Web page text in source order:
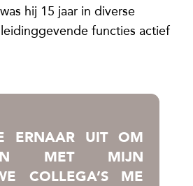
hij 15 jaar in diverse
functies actief
ERNAAR UIT OM
MET MIJN
COLLEGA’S ME